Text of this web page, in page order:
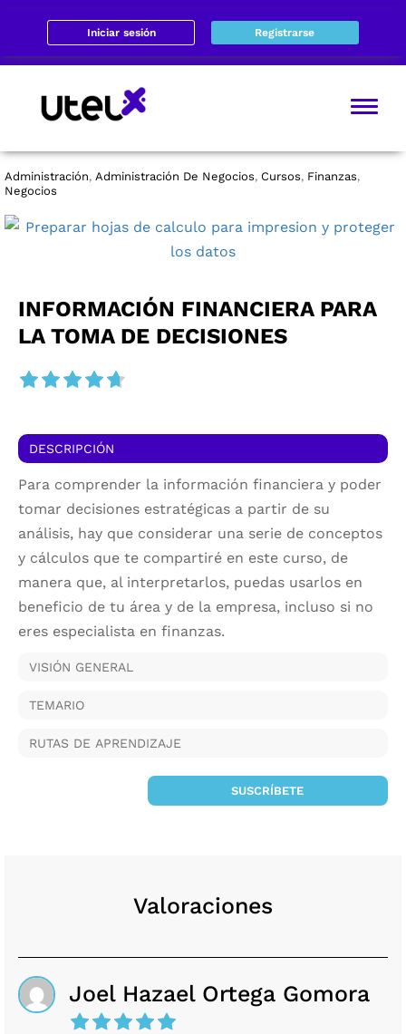
Iniciar sesión Registrarse
Administración, Administración De Negocios, Cursos, Finanzas,
Negocios
INFORMACIÓN FINANCIERA PARA
LA TOMA DE DECISIONES
DESCRIPCIÓN
Para comprender la información financiera y poder
tomar decisiones estratégicas a partir de su
análisis, hay que considerar una serie de conceptos
y cálculos que te compartiré en este curso, de
manera que, al interpretarlos, puedas usarlos en
beneficio de tu área y de la empresa, incluso si no
eres especialista en finanzas.
VISIÓN GENERAL
TEMARIO
RUTAS DE APRENDIZAJE
SUSCRÍBETE
Valoraciones
Joel Hazael Ortega Gomora